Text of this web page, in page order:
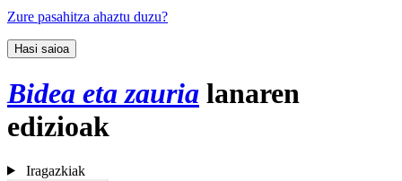
Zure pasahitza ahaztu duzu?
Hasi saioa
Bidea eta zauria lanaren
edizioak
Iragazkiak